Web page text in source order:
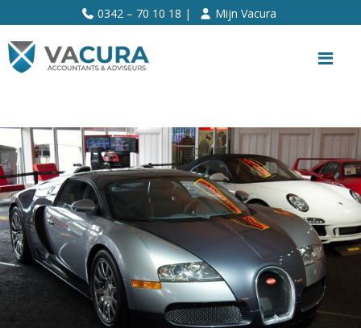
0342 – 70 10 18 | Mijn Vacura